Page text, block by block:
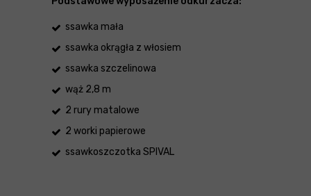
ssawka mała
ssawka okrągła z włosiem
ssawka szczelinowa
wąż 2,8 m
2 rury matalowe
2 worki papierowe
ssawkoszczotka SPIVAL